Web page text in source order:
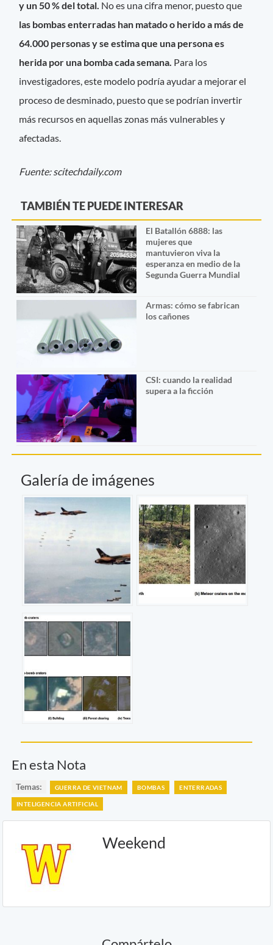
y un 50 % del total. No es una cifra menor, puesto que
las bombas enterradas han matado o herido a más de
64.000 personas y se estima que una persona es
herida por una bomba cada semana. Para los
investigadores, este modelo podría ayudar a mejorar el
proceso de desminado, puesto que se podrían invertir
más recursos en aquellas zonas más vulnerables y
afectadas.
Fuente: scitechdaily.com
TAMBIÉN TE PUEDE INTERESAR
El Batallón 6888: las
mujeres que
mantuvieron viva la
esperanza en medio de la
Segunda Guerra Mundial
Armas: cómo se fabrican
los cañones
CSI: cuando la realidad
supera a la ficción
Galería de imágenes
En esta Nota
Temas: GUERRA DE VIETNAM BOMBAS ENTERRADAS
INTELIGENCIA ARTIFICIAL
Weekend